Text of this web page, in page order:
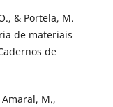
& Portela, M.
de materiais
de
M.,